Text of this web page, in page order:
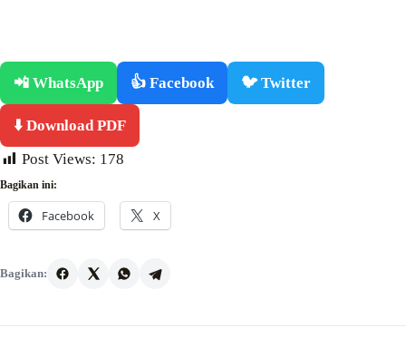
📲 WhatsApp 👍 Facebook 🐦 Twitter
⬇️ Download PDF
Post Views: 178
Bagikan ini:
Facebook X
Bagikan: